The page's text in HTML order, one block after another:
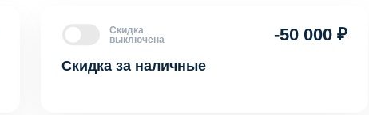
Скидка
выключена
-50 000 ₽
Скидка за наличные